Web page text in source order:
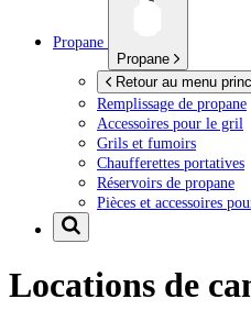
Propane
Propane
Retour au menu
Remplissage de propane
Accessoires pour le gril
Grils et fumoirs
Chaufferettes portatives
Réservoirs de propane
Pièces et accessoires
Locations de